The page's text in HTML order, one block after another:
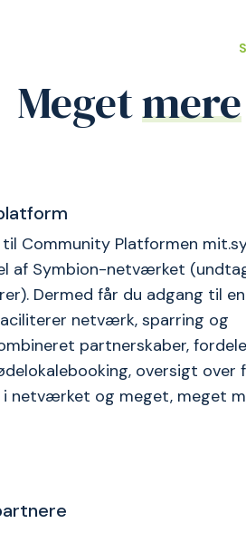
Community Platformen
af Symbion-netværket
Dermed får du adgang til en
netværk, sparring og
partnerskaber, fordele,